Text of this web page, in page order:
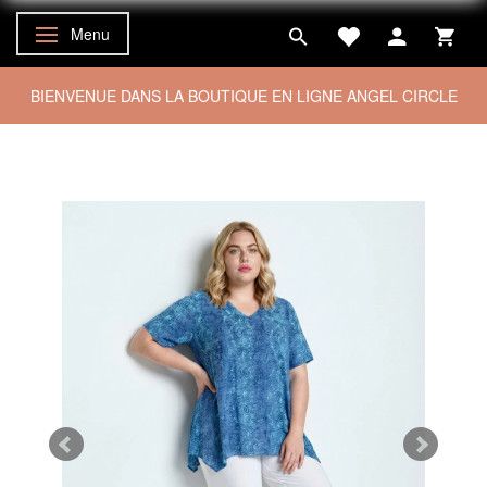
Basculer la navigation
Menu
BIENVENUE DANS LA BOUTIQUE EN LIGNE ANGEL CIRCLE